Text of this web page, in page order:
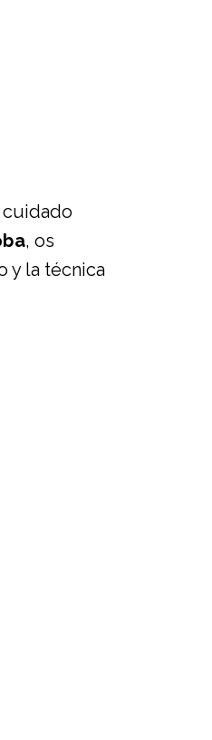
, os
y la técnica